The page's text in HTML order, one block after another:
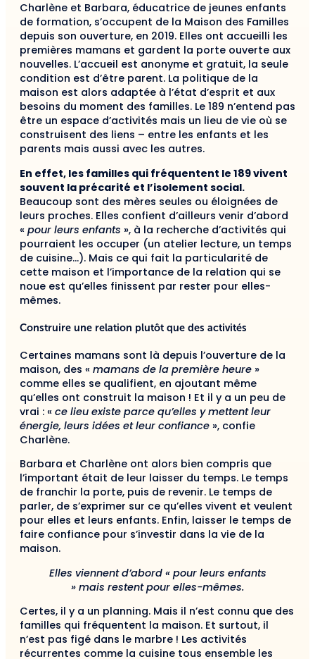
Charlène et Barbara, éducatrice de jeunes enfants
de formation, s’occupent de la Maison des Familles
depuis son ouverture, en 2019. Elles ont accueilli les
premières mamans et gardent la porte ouverte aux
nouvelles. L’accueil est anonyme et gratuit, la seule
condition est d’être parent. La politique de la
maison est alors adaptée à l’état d’esprit et aux
besoins du moment des familles. Le 189 n’entend pas
être un espace d’activités mais un lieu de vie où se
construisent des liens – entre les enfants et les
parents mais aussi avec les autres.
En effet, les familles qui fréquentent le 189 vivent
souvent la précarité et l’isolement social.
Beaucoup sont des mères seules ou éloignées de
leurs proches. Elles confient d’ailleurs venir d’abord
« pour leurs enfants », à la recherche d’activités qui
pourraient les occuper (un atelier lecture, un temps
de cuisine…). Mais ce qui fait la particularité de
cette maison et l’importance de la relation qui se
noue est qu’elles finissent par rester pour elles-
mêmes.
Construire une relation plutôt que des activités
Certaines mamans sont là depuis l’ouverture de la
maison, des « mamans de la première heure »
comme elles se qualifient, en ajoutant même
qu’elles ont construit la maison ! Et il y a un peu de
vrai : « ce lieu existe parce qu’elles y mettent leur
énergie, leurs idées et leur confiance », confie
Charlène.
Barbara et Charlène ont alors bien compris que
l’important était de leur laisser du temps. Le temps
de franchir la porte, puis de revenir. Le temps de
parler, de s’exprimer sur ce qu’elles vivent et veulent
pour elles et leurs enfants. Enfin, laisser le temps de
faire confiance pour s’investir dans la vie de la
maison.
Elles viennent d’abord « pour leurs enfants
» mais restent pour elles-mêmes.
Certes, il y a un planning. Mais il n’est connu que des
familles qui fréquentent la maison. Et surtout, il
n’est pas figé dans le marbre ! Les activités
récurrentes comme la cuisine tous ensemble les